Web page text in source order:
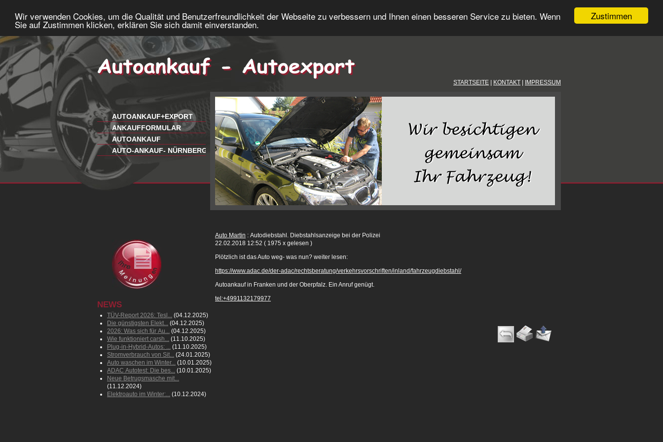
Zustimmen
Wir verwenden Cookies, um die Qualität und Benutzerfreundlichkeit der Webseite zu verbessern und Ihnen einen besseren Service zu bieten. Wenn
Sie auf Zustimmen klicken, erklären Sie sich damit einverstanden.
STARTSEITE KONTAKT IMPRESSUM
AUTOANKAUF+EXPORT
ANKAUFFORMULAR
AUTOANKAUF
AUTO-ANKAUF- NÜRNBERG
NEWS
TÜV-Report 2026: Tesl... (04.12.2025)
Die günstigsten Elekt... (04.12.2025)
2026: Was sich für Au... (04.12.2025)
Wie funktioniert carsh... (11.10.2025)
Plug-in-Hybrid-Autos: ... (11.10.2025)
Stromverbrauch von Sit... (24.01.2025)
Auto waschen im Winter... (10.01.2025)
ADAC Autotest: Die bes... (10.01.2025)
Neue Betrugsmasche mit...
(11.12.2024)
Elektroauto im Winter:... (10.12.2024)
Auto Martin : Autodiebstahl. Diebstahlsanzeige bei der Polizei
22.02.2018 12:52 ( 1975 x gelesen )
Plötzlich ist das Auto weg- was nun? weiter lesen:
https://www.adac.de/der-adac/rechtsberatung/verkehrsvorschriften/inland/fahrzeugdiebstahl/
Autoankauf in Franken und der Oberpfalz. Ein Anruf genügt.
tel:+4991132179977